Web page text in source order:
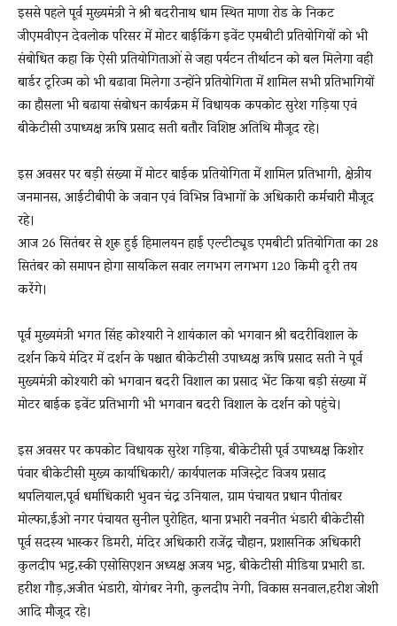
इससे पहले पूर्व मुख्यमंत्री ने श्री बदरीनाथ धाम स्थित माणा रोड के निकट
जीएमवीएन देवलोक परिसर में मोटर बाईकिंग इवेंट एमबीटी प्रतियोगियों को भी
संबोधित कहा कि ऐसी प्रतियोगिताओं से जहा पर्यटन तीर्थाटन को बल मिलेगा वही
बार्डर टूरिज्म को भी बढावा मिलेगा उन्होंने प्रतियोगिता में शामिल सभी प्रतिभागियों
का हौसला भी बढाया संबोधन कार्यक्रम में विधायक कपकोट सुरेश गड़िया एवं
बीकेटीसी उपाध्यक्ष ऋषि प्रसाद सती बतौर विशिष्ट अतिथि मौजूद रहे।
इस अवसर पर बड़ी संख्या में मोटर बाईक प्रतियोगिता में‌ शामिल प्रतिभागी, क्षेत्रीय
जनमानस, आईटीबीपी के जवान एवं विभिन्न विभागों के अधिकारी कर्मचारी मौजूद
रहे।
आज 26 सितंबर से शुरू हुई हिमालयन हाई एल्टीट्यूड एमबीटी प्रतियोगिता का 28
सितंबर को समापन होगा सायकिल सवार लगभग लगभग 120 किमी दूरी तय
करेंगे।
पूर्व मुख्यमंत्री भगत सिंह कोश्यारी ने शायंकाल को भगवान श्री बदरीविशाल के
दर्शन‌ किये मंदिर में दर्शन के पश्चात बीकेटीसी उपाध्यक्ष ऋषि प्रसाद सती ने पूर्व
मुख्यमंत्री कोश्यारी को भगवान बदरी विशाल का प्रसाद भेंट किया बड़ी संख्या में
मोटर बाईक इवेंट प्रतिभागी भी भगवान बदरी विशाल के दर्शन को पहुंचे।
इस अवसर पर कपकोट विधायक सुरेश गड़िया, बीकेटीसी पूर्व उपाध्यक्ष किशोर
पंवार बीकेटीसी मुख्य कार्याधिकारी/ कार्यपालक मजिस्ट्रेट विजय प्रसाद
थपलियाल,पूर्व धर्माधिकारी भुवन चंद्र उनियाल, ग्राम पंचायत प्रधान पीतांबर
मोल्फा,ईओ नगर पंचायत सुनील पुरोहित, थाना प्रभारी नवनीत भंडारी बीकेटीसी
पूर्व सदस्य भास्कर डिमरी, मंदिर अधिकारी राजेंद्र चौहान, प्रशासनिक अधिकारी
कुलदीप भट्ट,स्की एसोसिएशन अध्यक्ष अजय भट्ट, बीकेटीसी मीडिया प्रभारी डा.
हरीश गौड़,अजीत भंडारी, योगंबर नेगी, कुलदीप नेगी, विकास सनवाल,हरीश जोशी
आदि मौजूद रहे।